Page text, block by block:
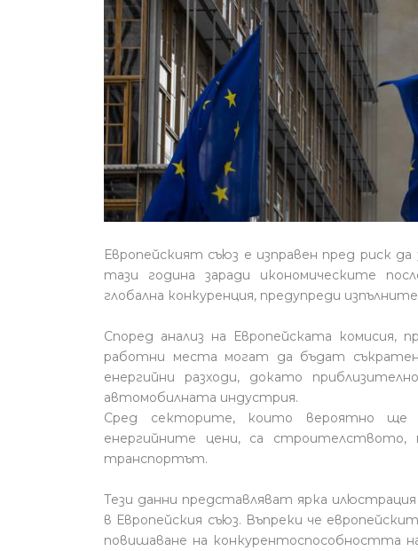
Европейският съюз е изправен пред риск
тази година заради икономическите
глобална конкуренция, предупреди
Според анализ на Европейската комисия,
работни места могат да бъдат
енергийни разходи, докато
автомобилната индустрия.
Сред секторите, които вероятно ще
енергийните цени, са строителството,
транспортът.
Тези данни представляват ярка
в Европейския съюз. Въпреки че
повишаване на конкурентоспособността